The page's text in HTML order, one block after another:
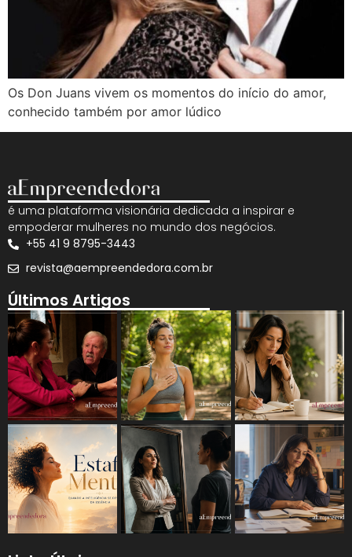
Os Don Juans vivem os momentos do início do amor,
conhecido também por amor lúdico
é uma plataforma visionária dedicada a inspirar e
empoderar mulheres no mundo dos negócios.
+55 41 9 8795-3443
revista@aempreendedora.com.br
Últimos Artigos